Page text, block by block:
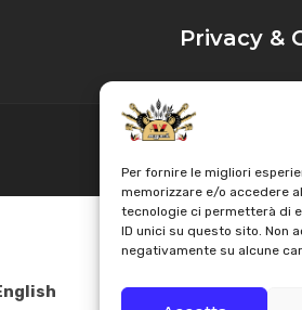
Per fornire le migliori
memorizzare e/o accedere
tecnologie ci permetterà di
ID unici su questo sito. Non
negativamente su alcune
Privacy &